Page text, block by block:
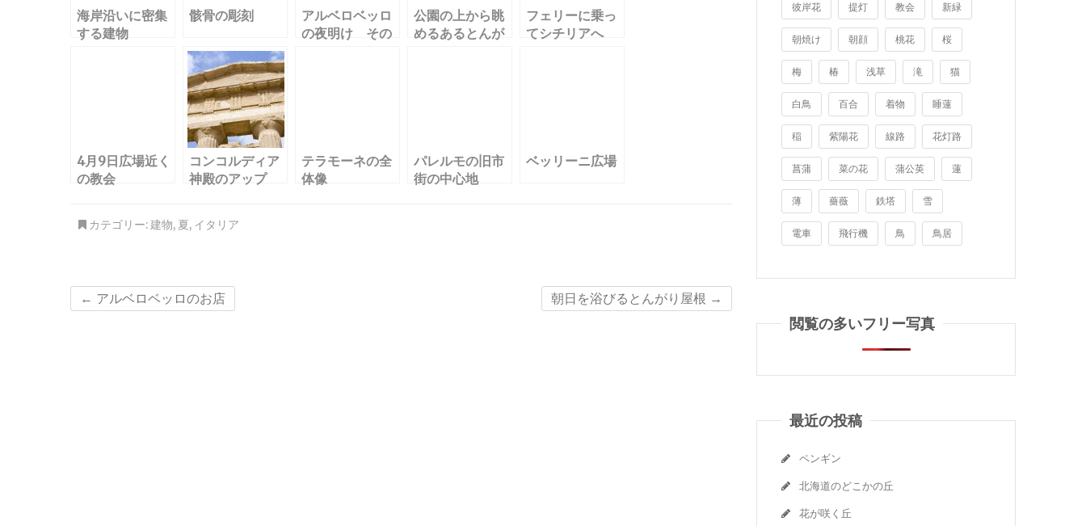
海岸沿いに密集
する建物
骸骨の彫刻
アルベロベッロ
の夜明け その
公園の上から眺
めるあるとんが
フェリーに乗っ
てシチリアへ
4月9日広場近く
の教会
コンコルディア
神殿のアップ
テラモーネの全
体像
パレルモの旧市
街の中心地
ベッリーニ広場
カテゴリー:建物, 夏, イタリア
← アルベロベッロのお店 朝日を浴びるとんがり屋根 →
彼岸花 提灯 教会 新緑
朝焼け 朝顔 桃花 桜
梅 椿 浅草 滝 猫
白鳥 百合 着物 睡蓮
稲 紫陽花 線路 花灯路
菖蒲 菜の花 蒲公英 蓮
薄 薔薇 鉄塔 雪
電車 飛行機 鳥 鳥居
閲覧の多いフリー写真
最近の投稿
ペンギン
北海道のどこかの丘
花が咲く丘